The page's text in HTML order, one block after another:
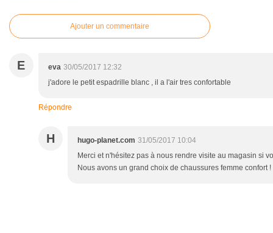
Ajouter un commentaire
E eva 30/05/2017 12:32
j'adore le petit espadrille blanc , il a l'air tres confortable
Répondre
H hugo-planet.com 31/05/2017 10:04
Merci et n'hésitez pas à nous rendre visite au magasin si
Nous avons un grand choix de chaussures femme confort !